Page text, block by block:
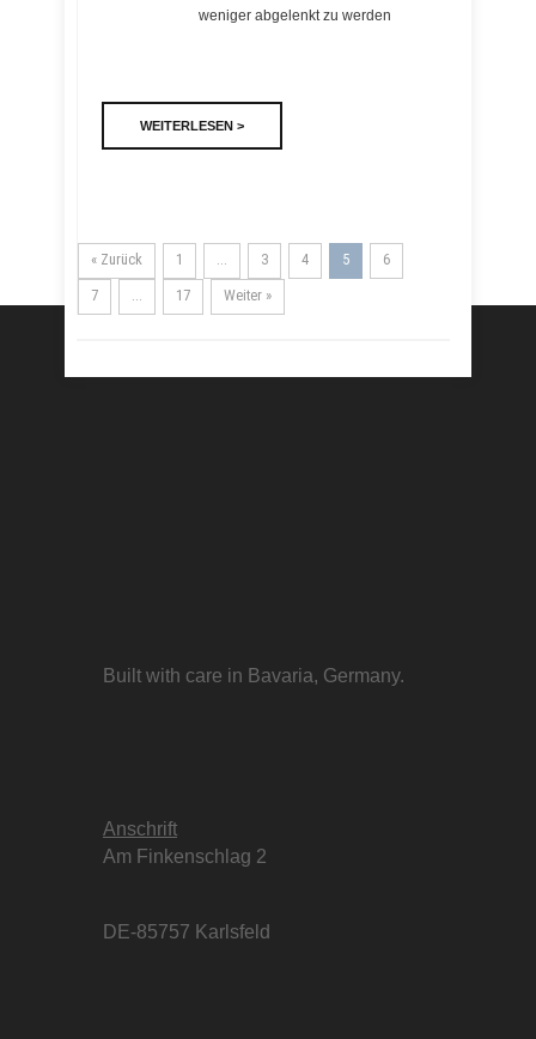
weniger abgelenkt zu werden
WEITERLESEN >
« Zurück 1 … 3 4 5
6
7
… 17 Weiter »
Built with care in Bavaria, Germany.
Anschrift
Am Finkenschlag 2
DE-85757 Karlsfeld